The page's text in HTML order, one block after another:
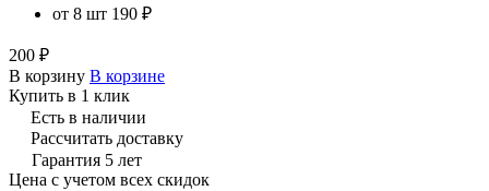
от 8 шт 190 ₽
200 ₽
В корзину В корзине
Купить в 1 клик
Есть в наличии
Рассчитать доставку
Гарантия 5 лет
Цена с учетом всех скидок